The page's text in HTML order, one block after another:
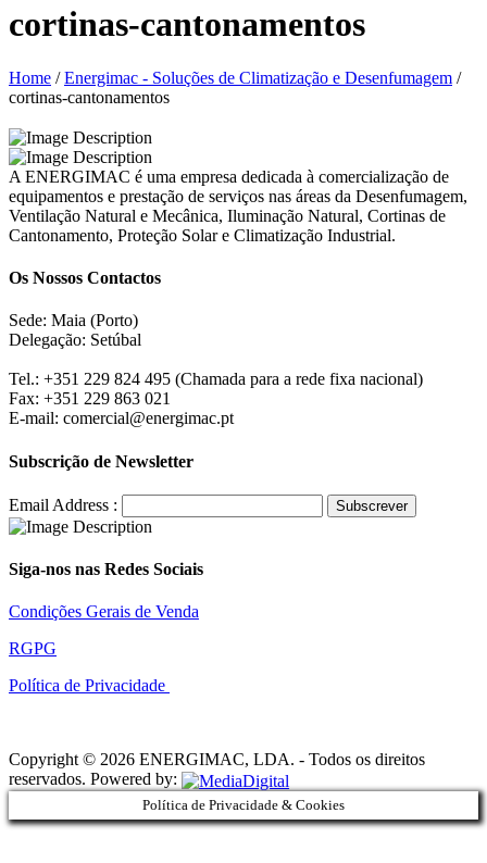
cortinas-cantonamentos
Home /Energimac - Soluções de Climatização e Desenfumagem /
cortinas-cantonamentos
A ENERGIMAC é uma empresa dedicada à comercialização de
equipamentos e prestação de serviços nas áreas da Desenfumagem,
Ventilação Natural e Mecânica, Iluminação Natural, Cortinas de
Cantonamento, Proteção Solar e Climatização Industrial.
Os Nossos Contactos
Sede: Maia (Porto)
Delegação: Setúbal
Tel.: +351 229 824 495 (Chamada para a rede fixa nacional)
Fax: +351 229 863 021
E-mail: comercial@energimac.pt
Subscrição de Newsletter
Email Address :
Siga-nos nas Redes Sociais
Condições Gerais de Venda
RGPG
Política de Privacidade
Copyright © 2026 ENERGIMAC, LDA. - Todos os direitos
reservados. Powered by:
Política de Privacidade & Cookies